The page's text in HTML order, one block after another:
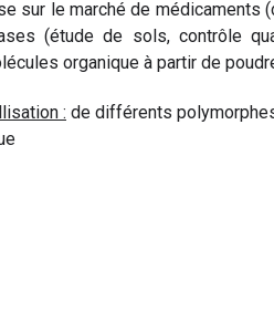
sur le marché de médicaments
(étude de sols, contrôle
organique à partir de
: de différents